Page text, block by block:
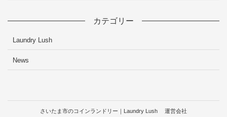
カテゴリー
Laundry Lush
News
さいたま市のコインランドリー｜Laundry Lush 運営会社